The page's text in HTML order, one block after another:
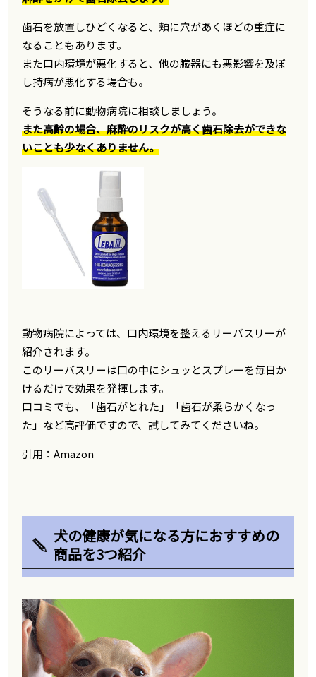
歯石を放置しひどくなると、頬に穴があくほどの重症に
なることもあります。
また口内環境が悪化すると、他の臓器にも悪影響を及ぼ
し持病が悪化する場合も。
そうなる前に動物病院に相談しましょう。
また高齢の場合、麻酔のリスクが高く歯石除去ができな
いことも少なくありません。
動物病院によっては、口内環境を整えるリーバスリーが
紹介されます。
このリーバスリーは口の中にシュッとスプレーを毎日か
けるだけで効果を発揮します。
口コミでも、「歯石がとれた」「歯石が柔らかくなっ
た」など高評価ですので、試してみてくださいね。
引用：Amazon
犬の健康が気になる方におすすめの
商品を3つ紹介